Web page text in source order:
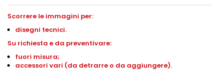
Scorrere le immagini per:
disegni tecnici.
Su richiesta e da preventivare:
fuori misura;
accessori vari (da detrarre o da aggiungere).